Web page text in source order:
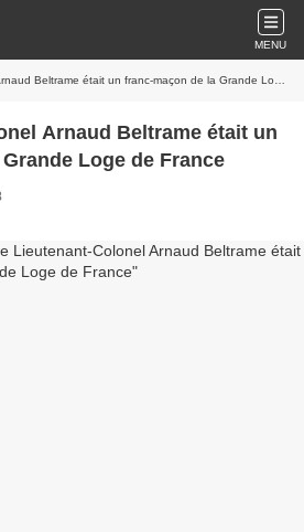
MENU
Beltrame était un franc-maçon de la Grande Loge de France
Arnaud Beltrame était un
Loge de France